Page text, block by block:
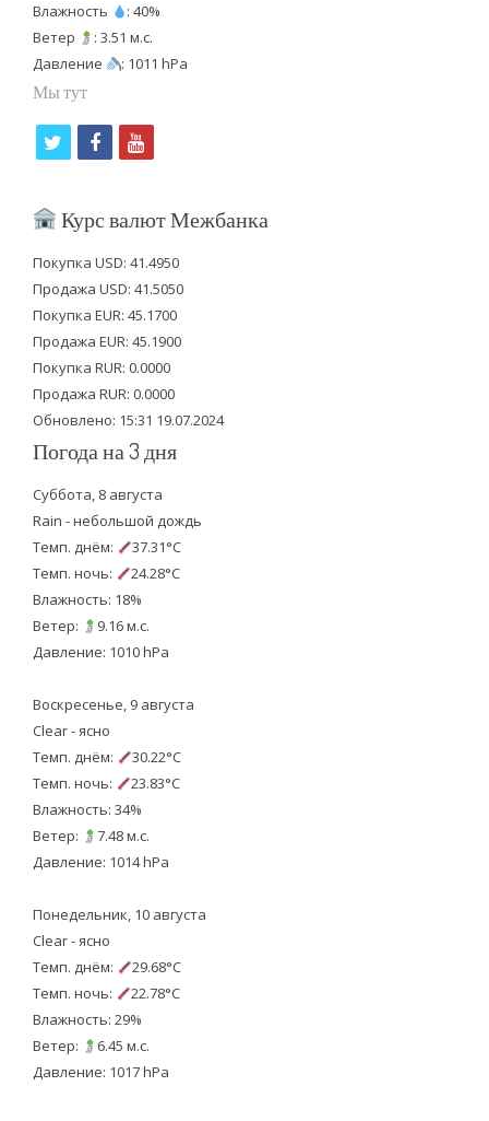
Влажность
: 40%
Ветер
: 3.51 м.с.
Давление
: 1011 hPa
Мы тут
i
t
e
r
f
c
b
o
o
k
y
u
u
b
e
Курс валют Межбанка
Покупка USD: 41.4950
Продажа USD: 41.5050
Покупка EUR: 45.1700
Продажа EUR: 45.1900
Покупка RUR: 0.0000
Продажа RUR: 0.0000
Обновлено: 15:31 19.07.2024
Погода на 3 дня
Суббота, 8 августа
Rain - небольшой дождь
Темп. днём:
37.31°C
Темп. ночь:
24.28°C
Влажность: 18%
Ветер:
9.16 м.с.
Давление: 1010 hPa
Воскресенье, 9 августа
Clear - ясно
Темп. днём:
30.22°C
Темп. ночь:
23.83°C
Влажность: 34%
Ветер:
7.48 м.с.
Давление: 1014 hPa
Понедельник, 10 августа
Clear - ясно
Темп. днём:
29.68°C
Темп. ночь:
22.78°C
Влажность: 29%
Ветер:
6.45 м.с.
Давление: 1017 hPa